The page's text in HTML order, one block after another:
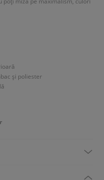
și poliester